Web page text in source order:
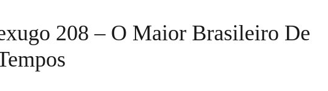
208 – O Maior Brasileiro De